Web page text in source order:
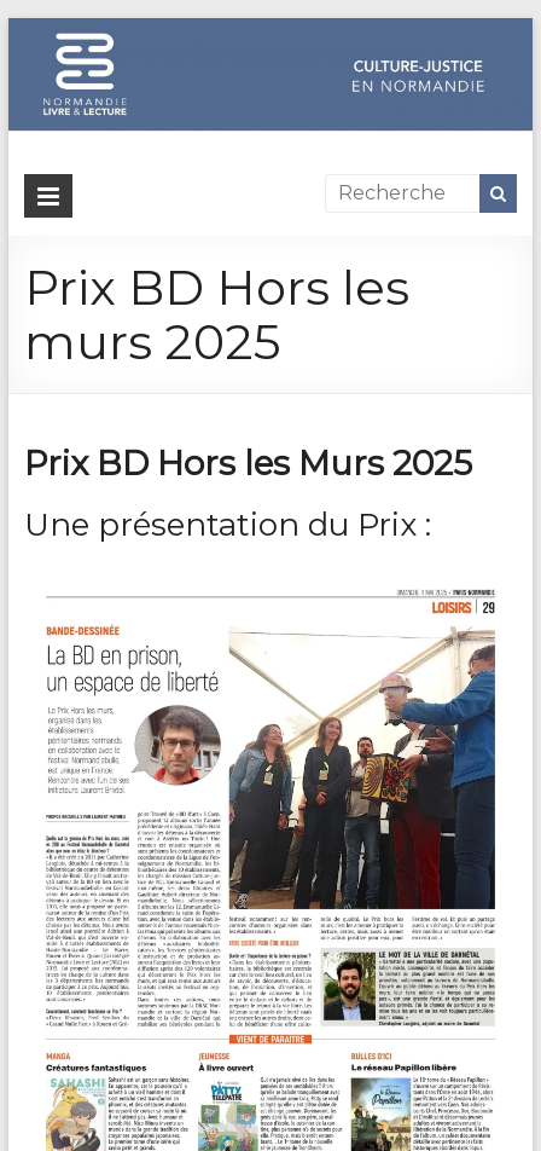
Dispositif
justice
en
Normandie
de
Livre
Prix BD Hors les
murs 2025
Prix BD Hors les Murs 2025
Une présentation du Prix :